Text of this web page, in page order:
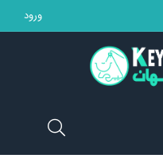
ورود
تجهیزات پزشکی